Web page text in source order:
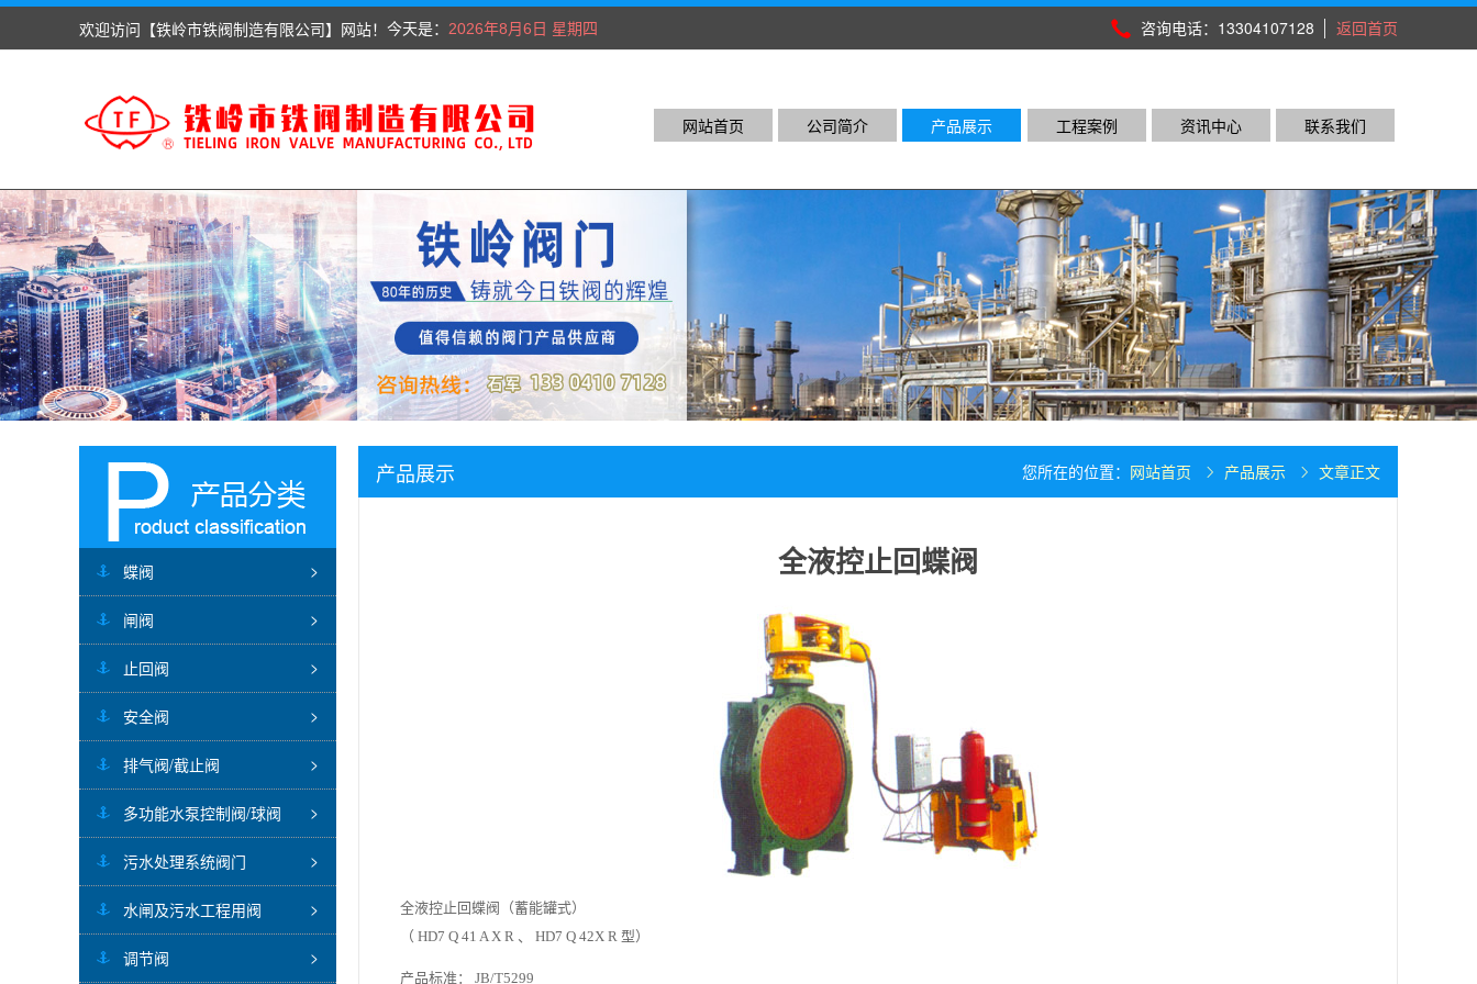
欢迎访问【铁岭市铁阀制造有限公司】网站！ 今天是： 2026年8月6日 星期四 咨询电话：13304107128 返回首页
网站首页 公司简介 产品展示 工程案例 资讯中心 联系我们
蝶阀
闸阀
止回阀
安全阀
排气阀/截止阀
多功能水泵控制阀/球阀
污水处理系统阀门
水闸及污水工程用阀
调节阀
产品展示 您所在的位置： 网站首页 产品展示 文章正文
全液控止回蝶阀
全液控止回蝶阀（蓄能罐式）
（ HD7 Q 41 A X R 、 HD7 Q 42X R 型）
产品标准： JB/T5299